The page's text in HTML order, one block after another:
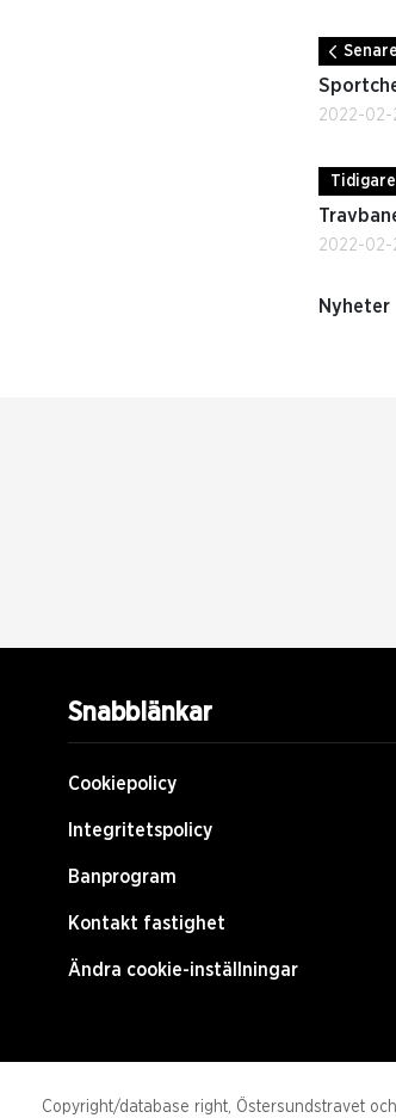
2022-02-
2022-02-
Nyheter
Snabblänkar
Cookiepolicy
Integritetspolicy
Banprogram
Kontakt fastighet
Ändra cookie-inställningar
Copyright/database right, Östersundstravet